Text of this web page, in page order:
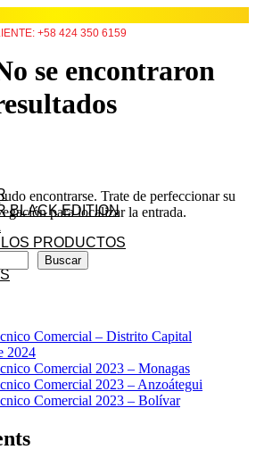
+58 424 350 6159
BLACK EDITION
PRODUCTOS
se encontraron
encontrarse. Trate de perfeccionar su
para localizar la entrada.
Buscar
Comercial – Distrito Capital
2024
Comercial 2023 – Monagas
Comercial 2023 – Anzoátegui
Comercial 2023 – Bolívar